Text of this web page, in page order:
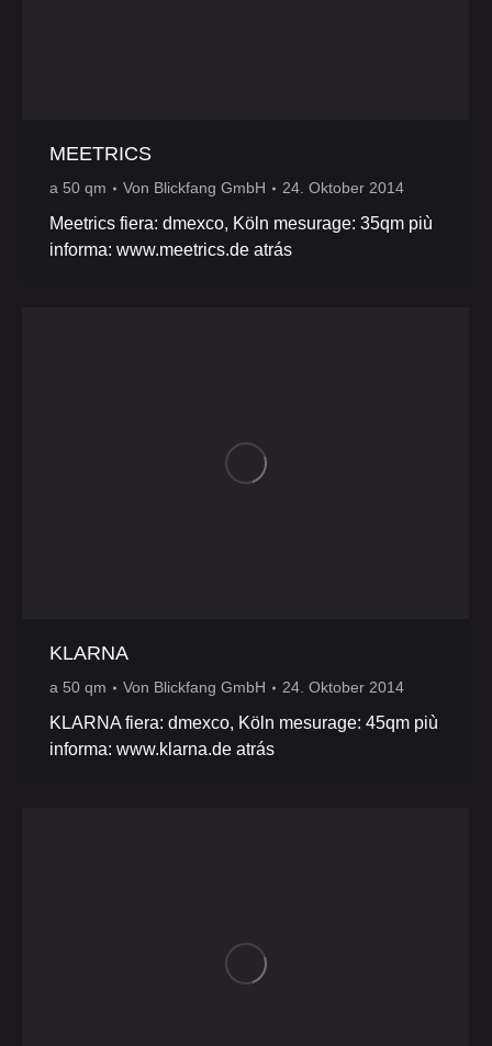
MEETRICS
a 50 qm Von Blickfang GmbH 24. Oktober 2014
Meetrics fiera: dmexco, Köln mesurage: 35qm più
informa: www.meetrics.de atrás
KLARNA
a 50 qm Von Blickfang GmbH 24. Oktober 2014
KLARNA fiera: dmexco, Köln mesurage: 45qm più
informa: www.klarna.de atrás